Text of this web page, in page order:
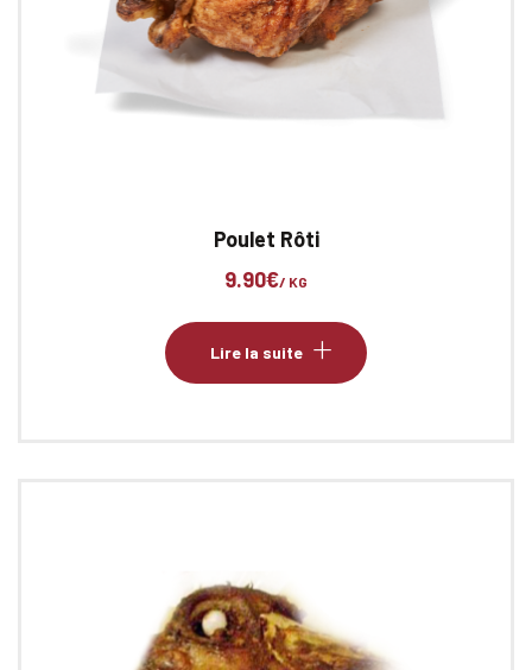
Poulet Rôti
9.90€/ KG
Lire la suite